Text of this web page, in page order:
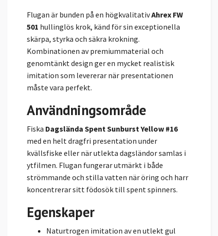
Flugan är bunden på en högkvalitativAhrex FW
501 hullinglös krok, känd för sin exceptionella
skärpa, styrka och säkra krokning.
Kombinationen av premiummaterial och
genomtänkt design ger en mycket realistisk
imitation som levererar när presentationen
måste vara perfekt.
Användningsområde
Fiska Dagslända Spent Sunburst Yellow #16
med en helt dragfri presentation under
kvällsfiske eller när utlekta dagsländor samlas i
ytfilmen. Flugan fungerar utmärkt i både
strömmande och stilla vatten när öring och harr
koncentrerar sitt födosök till spent spinners.
Egenskaper
Naturtrogen imitation av en utlekt gul